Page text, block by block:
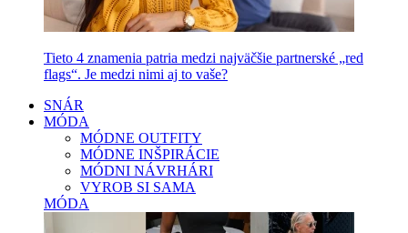
Tieto 4 znamenia patria medzi najväčšie partnerské „red
flags“. Je medzi nimi aj to vaše?
SNÁR
MÓDA
MÓDNE OUTFITY
MÓDNE INŠPIRÁCIE
MÓDNI NÁVRHÁRI
VYROB SI SAMA
MÓDA